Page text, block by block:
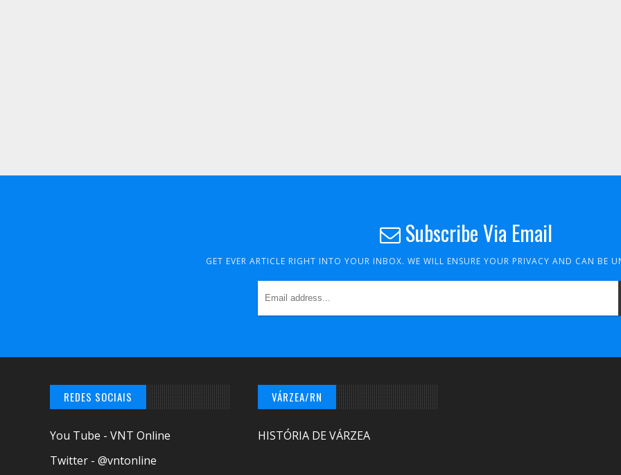
Subscribe Via Email
GET EVER ARTICLE RIGHT INTO YOUR INBOX. WE WILL ENSURE YOUR PRIVACY AND CAN BE
REDES SOCIAIS
You Tube - VNT Online
Twitter - @vntonline
VÁRZEA/RN
HISTÓRIA DE VÁRZEA